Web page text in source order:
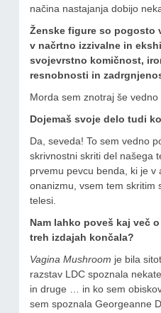
načina nastajanja dobijo
Ženske figure so pogosto
v načrtno izzivalne in
svojevrstno komičnost,
resnobnosti in
Morda sem znotraj še
Dojemaš svoje delo tudi
Da, seveda! To sem vedno
skrivnostni skriti del našega
prvemu pevcu benda, ki je v
onanizmu, vsem tem skritim
telesi.
Nam lahko poveš kaj več o
treh izdajah končala?
Vagina Mushroom je bila
razstav LDC spoznala
in druge … in ko sem
sem spoznala Georgeanne